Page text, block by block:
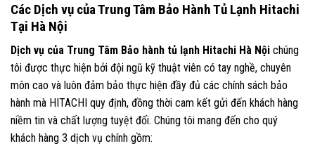
Các Dịch vụ của Trung Tâm Bảo Hành Tủ Lạnh Hitachi
Tại Hà Nội
Dịch vụ của Trung Tâm Bảo hành tủ lạnh Hitachi Hà Nội chúng
tôi được thực hiện bởi đội ngũ kỹ thuật viên có tay nghề, chuyên
môn cao và luôn đảm bảo thực hiện đầy đủ các chính sách bảo
hành mà HITACHI quy định, đồng thời cam kết gửi đến khách hàng
niềm tin và chất lượng tuyệt đối. Chúng tôi mang đến cho quý
khách hàng 3 dịch vụ chính gồm: